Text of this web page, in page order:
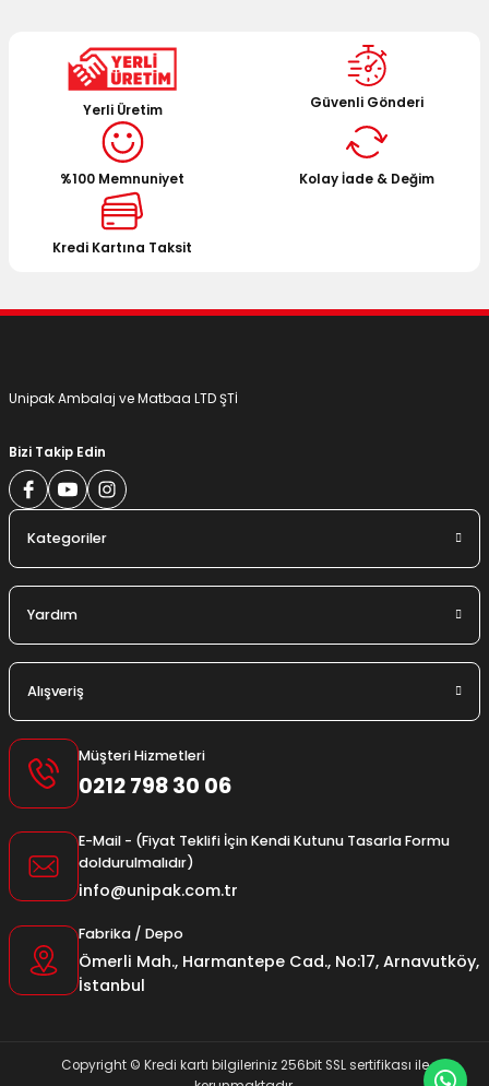
kullanarak tarafımıza iletebilirsiniz.
Görüş ve önerileriniz için teşekkür ederiz.
Ürün resmi kalitesiz, bozuk veya görüntülenemiyor.
Ürün açıklamasında eksik bilgiler bulunuyor.
Ürün bilgilerinde hatalar bulunuyor.
Ürün fiyatı diğer sitelerden daha pahalı.
Bu ürüne benzer farklı alternatifler olmalı.
Yerli Üretim Güvenli Gönderi
%100 Memnuniyet Kolay İade & Değim
Kredi Kartına Taksit
Unipak Ambalaj ve Matbaa LTD ŞTİ
Bizi Takip Edin
Kategoriler
Yardım
Alışveriş
Müşteri Hizmetleri
0212 798 30 06
E-Mail - (Fiyat Teklifi İçin Kendi Kutunu Tasarla Formu
doldurulmalıdır)
info@unipak.com.tr
Fabrika / Depo
Ömerli Mah., Harmantepe Cad., No:17, Arnavutköy,
İstanbul
Copyright © Kredi kartı bilgileriniz 256bit SSL sertifikası ile